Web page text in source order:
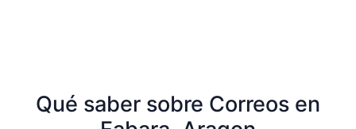
Qué saber sobre Correos en